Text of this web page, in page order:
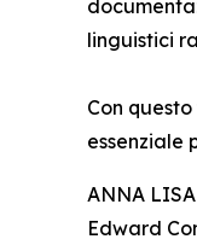
linguistici
Con
essenziale
ANNA
Edward